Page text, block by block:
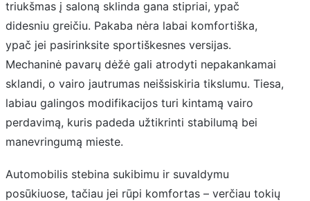
triukšmas į saloną sklinda gana stipriai, ypač
didesniu greičiu. Pakaba nėra labai komfortiška,
ypač jei pasirinksite sportiškesnes versijas.
Mechaninė pavarų dėžė gali atrodyti nepakankamai
sklandi, o vairo jautrumas neišsiskiria tikslumu. Tiesa,
labiau galingos modifikacijos turi kintamą vairo
perdavimą, kuris padeda užtikrinti stabilumą bei
manevringumą mieste.
Automobilis stebina sukibimu ir suvaldymu
posūkiuose, tačiau jei rūpi komfortas – verčiau tokių